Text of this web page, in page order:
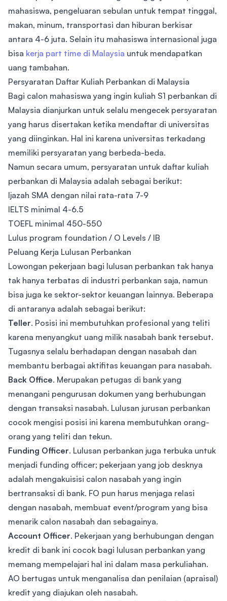
mahasiswa, pengeluaran sebulan untuk tempat tinggal,
makan, minum, transportasi dan hiburan berkisar
antara 4-6 juta. Selain itu mahasiswa internasional juga
bisa kerja part time di Malaysia untuk mendapatkan
uang tambahan.
Persyaratan Daftar Kuliah Perbankan di Malaysia
Bagi calon mahasiswa yang ingin kuliah S1 perbankan di
Malaysia dianjurkan untuk selalu mengecek persyaratan
yang harus disertakan ketika mendaftar di universitas
yang diinginkan. Hal ini karena universitas terkadang
memiliki persyaratan yang berbeda-beda.
Namun secara umum, persyaratan untuk daftar kuliah
perbankan di Malaysia adalah sebagai berikut:
Ijazah SMA dengan nilai rata-rata 7-9
IELTS minimal 4-6.5
TOEFL minimal 450-550
Lulus program foundation / O Levels / IB
Peluang Kerja Lulusan Perbankan
Lowongan pekerjaan bagi lulusan perbankan tak hanya
tak hanya terbatas di industri perbankan saja, namun
bisa juga ke sektor-sektor keuangan lainnya. Beberapa
di antaranya adalah sebagai berikut:
Teller. Posisi ini membutuhkan profesional yang teliti
karena menyangkut uang milik nasabah bank tersebut.
Tugasnya selalu berhadapan dengan nasabah dan
membantu berbagai aktifitas keuangan para nasabah.
Back Office. Merupakan petugas di bank yang
menangani pengurusan dokumen yang berhubungan
dengan transaksi nasabah. Lulusan jurusan perbankan
cocok mengisi posisi ini karena membutuhkan orang-
orang yang teliti dan tekun.
Funding Officer. Lulusan perbankan juga terbuka untuk
menjadi funding officer; pekerjaan yang job desknya
adalah mengakuisisi calon nasabah yang ingin
bertransaksi di bank. FO pun harus menjaga relasi
dengan nasabah, membuat event/program yang bisa
menarik calon nasabah dan sebagainya.
Account Officer. Pekerjaan yang berhubungan dengan
kredit di bank ini cocok bagi lulusan perbankan yang
memang mempelajari hal ini dalam masa perkuliahan.
AO bertugas untuk menganalisa dan penilaian (apraisal)
kredit yang diajukan oleh nasabah.